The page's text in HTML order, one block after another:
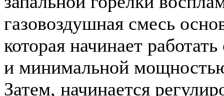
газовоздушная смесь
которая начинает
и минимальной
Затем, начинается